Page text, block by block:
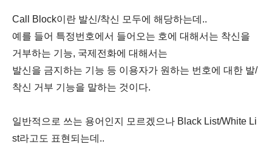
Call Block이란 발신/착신 모두에 해당하는데..
예를 들어 특정번호에서 들어오는 호에 대해서는 착신을
거부하는 기능, 국제전화에 대해서는
발신을 금지하는 기능 등 이용자가 원하는 번호에 대한 발/
착신 거부 기능을 말하는 것이다.
일반적으로 쓰는 용어인지 모르겠으나 Black List/White Li
st라고도 표현되는데..